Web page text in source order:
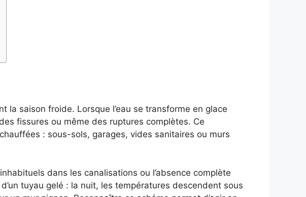
la saison froide. Lorsque l’eau se transforme en glace
fissures ou même des ruptures complètes. Ce
: sous-sols, garages, vides sanitaires ou murs
dans les canalisations ou l’absence complète
tuyau gelé : la nuit, les températures descendent sous